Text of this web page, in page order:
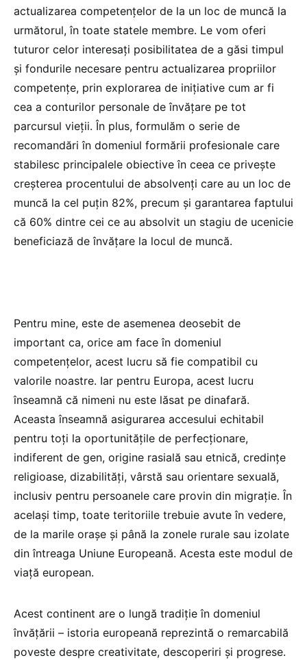
actualizarea competențelor de la un loc de muncă la
următorul, în toate statele membre. Le vom oferi
tuturor celor interesați posibilitatea de a găsi timpul
și fondurile necesare pentru actualizarea propriilor
competențe, prin explorarea de inițiative cum ar fi
cea a conturilor personale de învățare pe tot
parcursul vieții. În plus, formulăm o serie de
recomandări în domeniul formării profesionale care
stabilesc principalele obiective în ceea ce privește
creșterea procentului de absolvenți care au un loc de
muncă la cel puțin 82%, precum și garantarea faptului
că 60% dintre cei ce au absolvit un stagiu de ucenicie
beneficiază de învățare la locul de muncă.
Pentru mine, este de asemenea deosebit de
important ca, orice am face în domeniul
competențelor, acest lucru să fie compatibil cu
valorile noastre. Iar pentru Europa, acest lucru
înseamnă că nimeni nu este lăsat pe dinafară.
Aceasta înseamnă asigurarea accesului echitabil
pentru toți la oportunitățile de perfecționare,
indiferent de gen, origine rasială sau etnică, credințe
religioase, dizabilități, vârstă sau orientare sexuală,
inclusiv pentru persoanele care provin din migrație. În
același timp, toate teritoriile trebuie avute în vedere,
de la marile orașe și până la zonele rurale sau izolate
din întreaga Uniune Europeană. Acesta este modul de
viață european.
Acest continent are o lungă tradiție în domeniul
învățării – istoria europeană reprezintă o remarcabilă
poveste despre creativitate, descoperiri și progrese.